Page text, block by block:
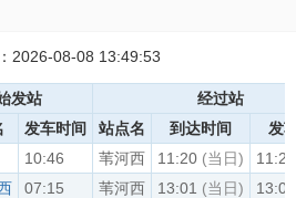
2026-08-08 13:49:53
发站
经过站
发车时间 站点名 到达时间
发
10:46 苇河西 11:20 (当日)
11:22
07:15 苇河西 13:01 (当日)
13:04